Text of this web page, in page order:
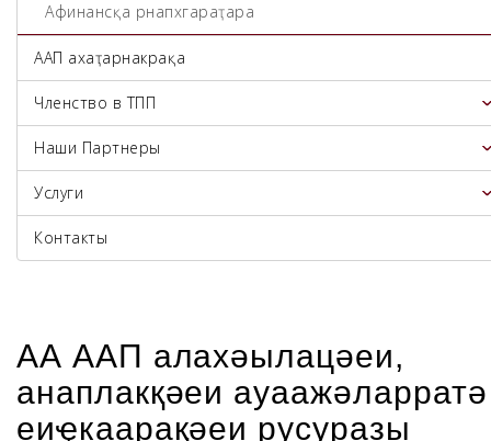
Афинансқәа рнапхгараҭара
ААП ахаҭарнакрақәа
Членство в ТПП
Наши Партнеры
Услуги
Контакты
АА ААП алахәылацәеи,
анаплакқәеи ауаажәларратә
еиҿкаарақәеи русуразы